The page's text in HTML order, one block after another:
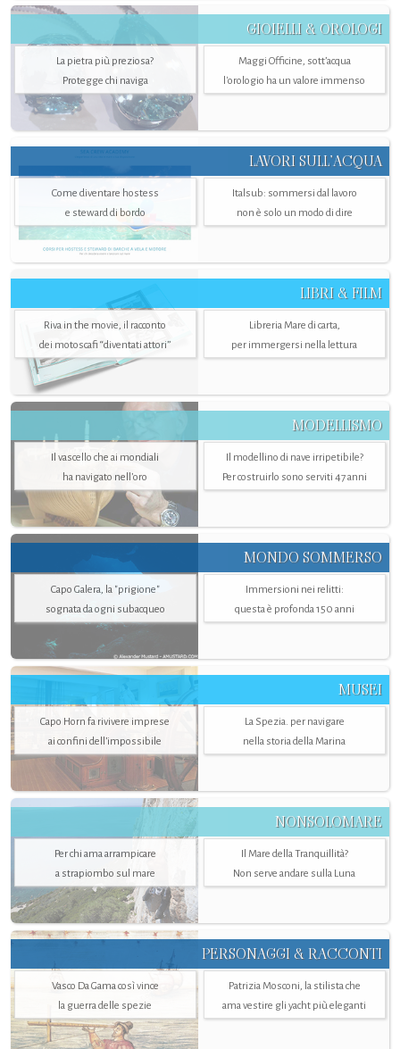
GIOIELLI & OROLOGI
La pietra più preziosa?
Protegge chi naviga
Maggi Officine, sott’acqua
l'orologio ha un valore immenso
LAVORI SULL’ACQUA
Come diventare hostess
e steward di bordo
Italsub: sommersi dal lavoro
non è solo un modo di dire
LIBRI & FILM
Riva in the movie, il racconto
dei motoscafi “diventati attori”
Libreria Mare di carta,
per immergersi nella lettura
MODELLISMO
Il vascello che ai mondiali
ha navigato nell’oro
Il modellino di nave irripetibile?
Per costruirlo sono serviti 47 anni
MONDO SOMMERSO
Capo Galera, la "prigione"
sognata da ogni subacqueo
Immersioni nei relitti:
questa è profonda 150 anni
MUSEI
Capo Horn fa rivivere imprese
ai confini dell’impossibile
La Spezia. per navigare
nella storia della Marina
NONSOLOMARE
Per chi ama arrampicare
a strapiombo sul mare
Il Mare della Tranquillità?
Non serve andare sulla Luna
PERSONAGGI & RACCONTI
Vasco Da Gama così vince
la guerra delle spezie
Patrizia Mosconi, la stilista che
ama vestire gli yacht più eleganti